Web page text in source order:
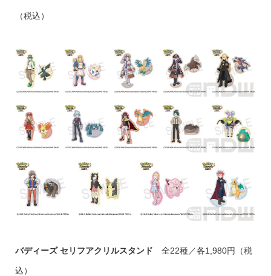
（税込）
バディーズ セリフアクリルスタンド 全22種／各1,980円（税
込）